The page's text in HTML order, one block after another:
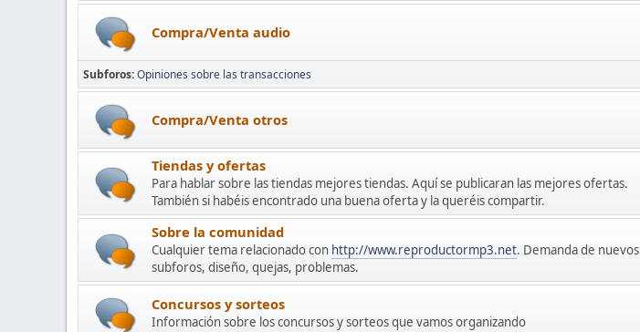
Compra/Venta audio
Subforos Opiniones sobre las transacciones
Compra/Venta otros
Tiendas y ofertas
Para hablar sobre las tiendas mejores tiendas. Aquí se publicaran las mejores ofertas.
También si habéis encontrado una buena oferta y la queréis compartir.
Sobre la comunidad
Cualquier tema relacionado con http://www.reproductormp3.net. Demanda de nuevos
subforos, diseño, quejas, problemas.
Concursos y sorteos
Información sobre los concursos y sorteos que vamos organizando